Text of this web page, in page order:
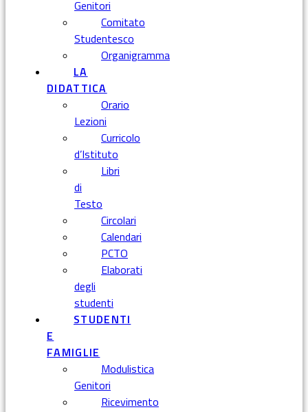
Genitori
Comitato
Studentesco
Organigramma
LA
DIDATTICA
Orario
Lezioni
Curricolo
d’Istituto
Libri
di
Testo
Circolari
Calendari
PCTO
Elaborati
degli
studenti
STUDENTI
E
FAMIGLIE
Modulistica
Genitori
Ricevimento